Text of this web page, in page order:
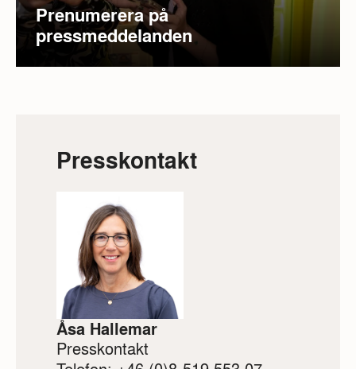
Prenumerera på
pressmeddelanden
Presskontakt
Åsa Hallemar
Presskontakt